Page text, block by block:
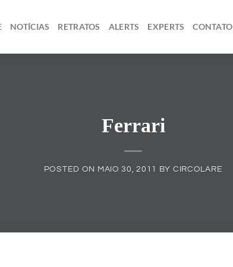
NOTÍCIAS RETRATOS ALERTS EXPERTS CONTATO
Ferrari
POSTED ON MAIO 30, 2011 BY CIRCOLARE